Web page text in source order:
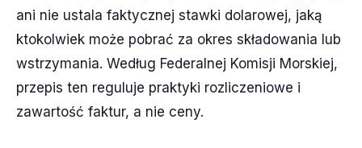
ani nie ustala faktycznej stawki dolarowej, jaką
ktokolwiek może pobrać za okres składowania lub
wstrzymania. Według Federalnej Komisji Morskiej,
przepis ten reguluje praktyki rozliczeniowe i
zawartość faktur, a nie ceny.